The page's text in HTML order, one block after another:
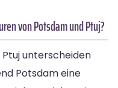
von Potsdam und Ptuj?
unterscheiden
Potsdam eine